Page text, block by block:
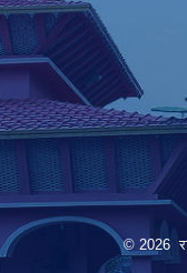
© 2026